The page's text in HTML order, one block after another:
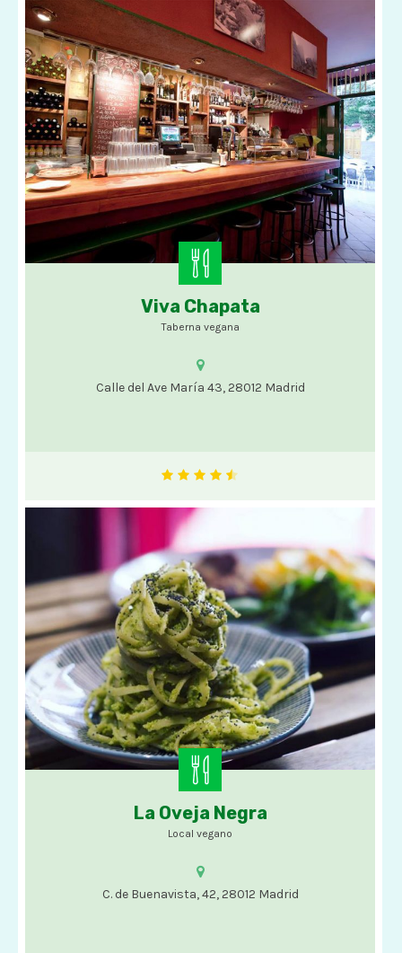
Opciones veganas
Viva Chapata
Taberna vegana
Calle del Ave María 43, 28012 Madrid
Comida vegana
La Oveja Negra
Local vegano
C. de Buenavista, 42, 28012 Madrid